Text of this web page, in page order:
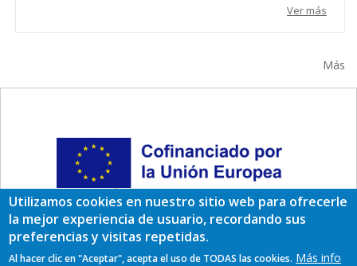
Ver más
Más
Utilizamos cookies en nuestro sitio web para ofrecerle
la mejor experiencia de usuario, recordando sus
preferencias y visitas repetidas.
Al hacer clic en "Aceptar", acepta el uso de TODAS las cookies. Más info